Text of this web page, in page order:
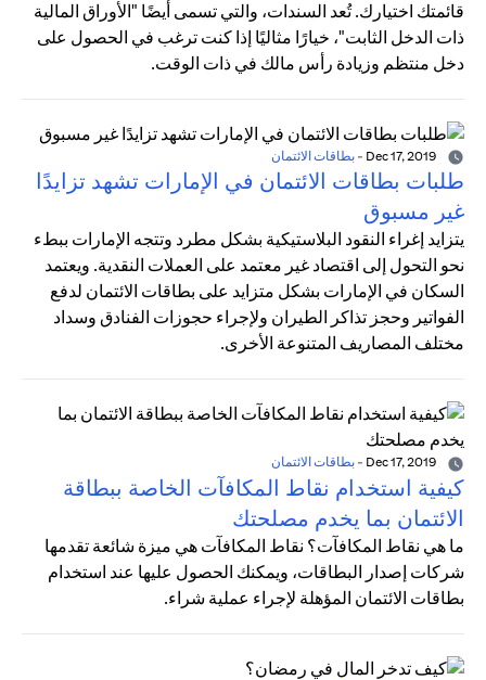
قائمتك اختيارك. تُعد السندات، والتي تسمى أيضًا "الأوراق المالية
ذات الدخل الثابت"، خيارًا مثاليًا إذا كنت ترغب في الحصول على
دخل منتظم وزيادة رأس مالك في ذات الوقت.
- بطاقات الائتمان
طلبات بطاقات الائتمان في الإمارات تشهد تزايدًا
غير مسبوق
يتزايد إغراء النقود البلاستيكية بشكل مطرد وتتجه الإمارات ببطء
نحو التحول إلى اقتصاد غير معتمد على العملات النقدية. ويعتمد
السكان في الإمارات بشكل متزايد على بطاقات الائتمان لدفع
الفواتير وحجز تذاكر الطيران ولإجراء حجوزات الفنادق وسداد
مختلف المصاريف المتنوعة الأخرى.
- بطاقات الائتمان
كيفية استخدام نقاط المكافآت الخاصة ببطاقة
الائتمان بما يخدم مصلحتك
ما هي نقاط المكافآت؟ نقاط المكافآت هي ميزة شائعة تقدمها
شركات إصدار البطاقات، ويمكنك الحصول عليها عند استخدام
بطاقات الائتمان المؤهلة لإجراء عملية شراء.